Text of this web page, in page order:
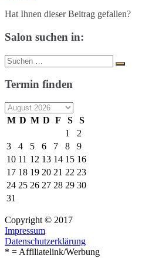
Hat Ihnen dieser Beitrag gefallen?
Salon suchen in:
Suche
nach:
Suchen
Termin finden
M D M D F S
S
1
2
3
4 5 6 7 8
9
10 11 12 13 14 15 16
17 18 19 20 21 22 23
24 25 26 27 28 29 30
31
Copyright © 2017
Impressum
Datenschutzerklärung
* = Affiliatelink/Werbung